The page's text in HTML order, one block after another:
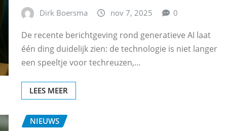
Dirk Boersma nov 7, 2025 0
De recente berichtgeving rond generatieve AI laat
één ding duidelijk zien: de technologie is niet langer
een speeltje voor techreuzen,…
LEES MEER
NIEUWS